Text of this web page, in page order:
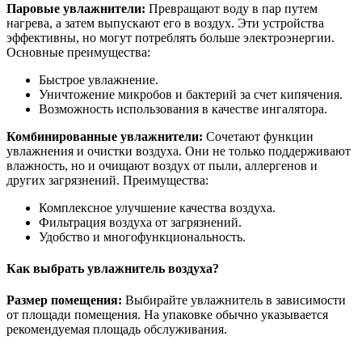
Паровые увлажнители: Превращают воду в пар путем
нагрева, а затем выпускают его в воздух. Эти устройства
эффективны, но могут потреблять больше электроэнергии.
Основные преимущества:
Быстрое увлажнение.
Уничтожение микробов и бактерий за счет кипячения.
Возможность использования в качестве ингалятора.
Комбинированные увлажнители: Сочетают функции
увлажнения и очистки воздуха. Они не только поддерживают
влажность, но и очищают воздух от пыли, аллергенов и
других загрязнений. Преимущества:
Комплексное улучшение качества воздуха.
Фильтрация воздуха от загрязнений.
Удобство и многофункциональность.
Как выбрать увлажнитель воздуха?
Размер помещения: Выбирайте увлажнитель в зависимости
от площади помещения. На упаковке обычно указывается
рекомендуемая площадь обслуживания.